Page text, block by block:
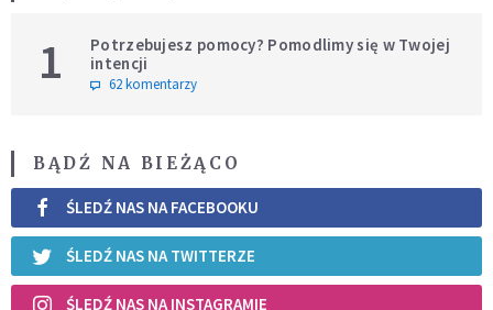
1
Potrzebujesz pomocy? Pomodlimy się w Twojej
intencji
62 komentarzy
BĄDŹ NA BIEŻĄCO
ŚLEDŹ NAS NA FACEBOOKU
ŚLEDŹ NAS NA TWITTERZE
ŚLEDŹ NAS NA INSTAGRAMIE